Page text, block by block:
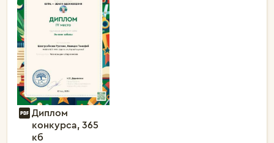
Диплом
конкурса, 365
кб